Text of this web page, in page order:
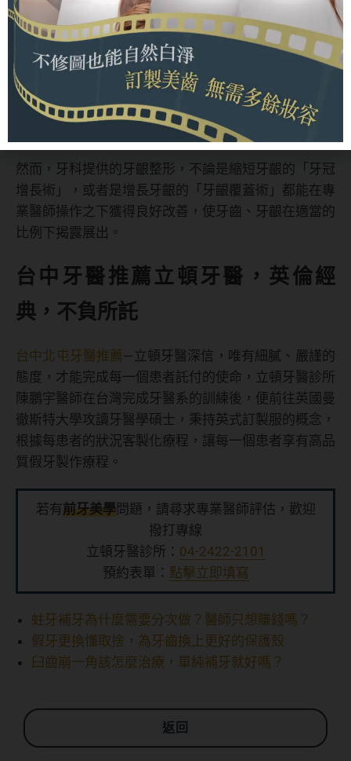
你可能不解，美學與牙齦有相關？事實上，牙齦與牙齒
之間達到所謂黃金比例才能稱上最佳美感。
有些人牙齦過長，「笑齦」占比過大十分惱人，或者是
因為牙齦過短，使得美麗貝齒無法揭露，深藏在嘴巴
然而，牙科提供的牙齦整形，不論是縮短牙齦的「牙冠
增長術」，或者是增長牙齦的「牙齦覆蓋術」都能在專
業醫師操作之下獲得良好改善，使牙齒、牙齦在適當的
比例下揭露展出。
台中牙醫推薦立頓牙醫，英倫經
典，不負所託
台中北屯牙醫推薦—立頓牙醫深信，唯有細膩、嚴謹的
態度，才能完成每一個患者託付的使命，立頓牙醫診所
陳鵬宇醫師在台灣完成牙醫系的訓練後，便前往英國曼
徹斯特大學攻讀牙醫學碩士，秉持英式訂製服的概念，
根據每患者的狀況客製化療程，讓每一個患者享有高品
質假牙製作療程。
若有前牙美學問題，請尋求專業醫師評估，歡迎
撥打專線
立頓牙醫診所： 04-2422-2101
預約表單： 點擊立即填寫
蛀牙補牙為什麼需要分次做？醫師只想賺錢嗎？
假牙更換懂取捨，為牙齒換上更好的保護殼
臼齒崩一角該怎麼治療，單純補牙就好嗎？
返回